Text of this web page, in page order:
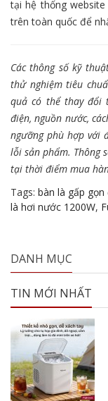
tại hệ thống
trên toàn quốc để
Các thông số kỹ
thử nghiệm tiêu
quả có thể thay đổi
điện, nguồn nước,
ngưỡng phù hợp với
lỗi sản phẩm. Thông
tại thời điểm mua
Tags: bàn là gấp gọn
là hơi nước 1200W,
DANH MỤC
TIN MỚI NHẤT